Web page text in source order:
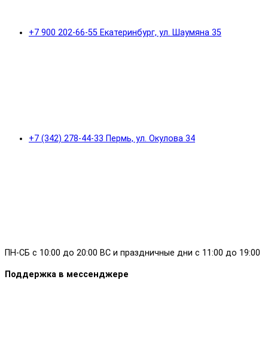
+7 900 202-66-55 Екатеринбург, ул. Шаумяна 35
+7 (342) 278-44-33 Пермь, ул. Окулова 34
ПН-СБ с 10:00 до 20:00 ВС и праздничные дни с 11:00 до 19:00
Поддержка в мессенджере